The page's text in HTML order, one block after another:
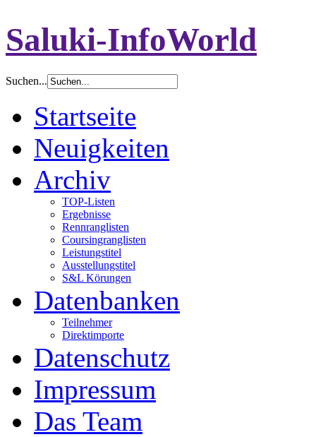
Saluki-InfoWorld
Suchen...
Startseite
Neuigkeiten
Archiv
TOP-Listen
Ergebnisse
Rennranglisten
Coursingranglisten
Leistungstitel
Ausstellungstitel
S&L Körungen
Datenbanken
Teilnehmer
Direktimporte
Datenschutz
Impressum
Das Team